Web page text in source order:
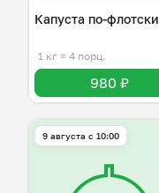
Капуста по-флотски
1 кг ≈ 4 порц.
980 ₽
9 августа с 10:00